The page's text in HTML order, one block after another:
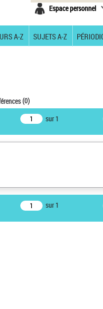
Espace personnel
A-Z SUJETS A-Z
(0)
sur 1
sur 1